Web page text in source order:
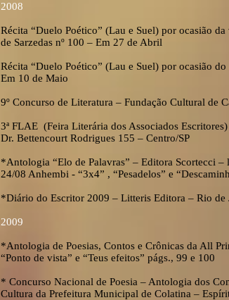
2008
Récita “Duelo Poético” (Lau e Suel) por ocasião
de Sarzedas nº 100 – Em 27 de Abril
Récita “Duelo Poético” (Lau e Suel) por ocasião
Em 10 de Maio
9º Concurso de Literatura – Fundação Cultural de
3ª FLAE (Feira Literária dos Associados
Dr. Bettencourt Rodrigues 155 – Centro/SP
*Antologia “Elo de Palavras” – Editora Scortecci
24/08 Anhembi - “3x4” , “Pesadelos” e
*Diário do Escritor 2009 – Litteris Editora – Rio
2009
*Antologia de Poesias, Contos e Crônicas da All
“Ponto de vista” e “Teus efeitos” págs., 99 e 100
* Concurso Nacional de Poesia – Antologia dos
Cultura da Prefeitura Municipal de Colatina –